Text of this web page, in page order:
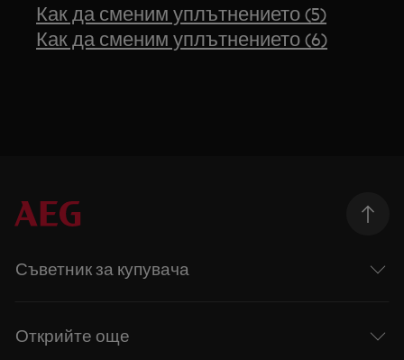
Как да сменим уплътнението (5)
Как да сменим уплътнението (6)
Съветник за купувача
Открийте още